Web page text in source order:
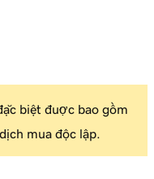
biệt được bao gồm
mua độc lập.